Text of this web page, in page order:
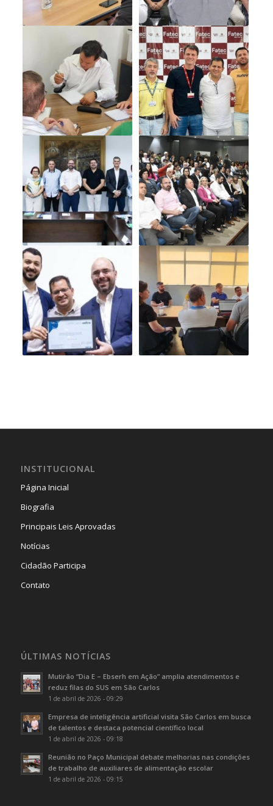
INSTITUCIONAL
Página Inicial
Biografia
Principais Leis Aprovadas
Notícias
Cidadão Participa
Contato
ÚLTIMAS NOTÍCIAS
Mutirão “Dia E – Ebserh em Ação” amplia atendimentos e
reduz filas do SUS em São Carlos
1 de abril de 2026 - 09:29
Empresa de inteligência artificial visita São Carlos em busca
de talentos e destaca potencial científico local
1 de abril de 2026 - 09:18
Reunião no Paço Municipal debate melhorias nas condições
de trabalho de auxiliares de alimentação escolar
1 de abril de 2026 - 09:15